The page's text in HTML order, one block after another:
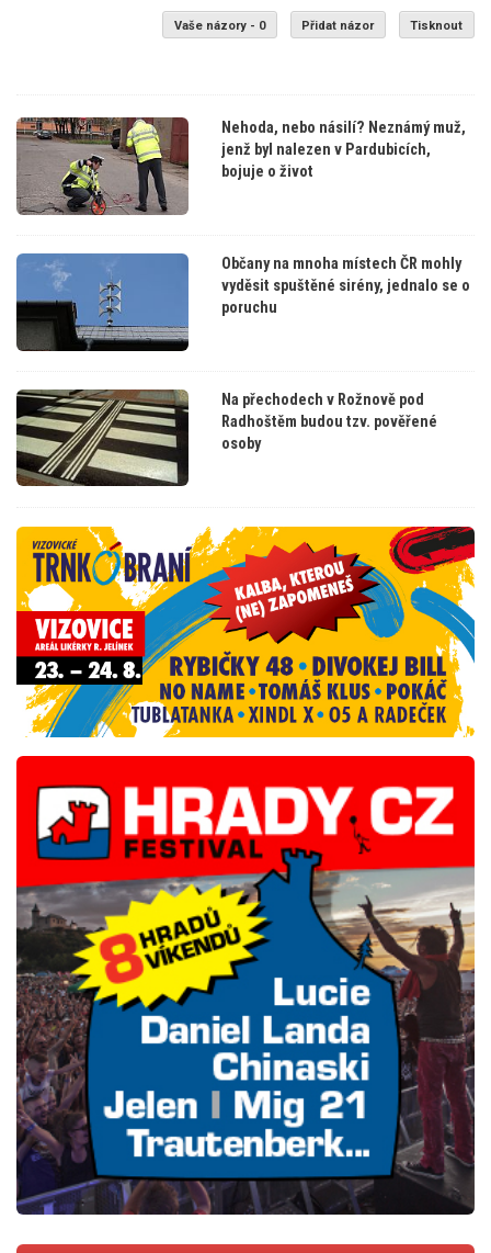
Vaše názory - 0 Přidat názor Tisknout
Nehoda, nebo násilí? Neznámý muž,
jenž byl nalezen v Pardubicích,
bojuje o život
Občany na mnoha místech ČR mohly
vyděsit spuštěné sirény, jednalo se o
poruchu
Na přechodech v Rožnově pod
Radhoštěm budou tzv. pověřené
osoby